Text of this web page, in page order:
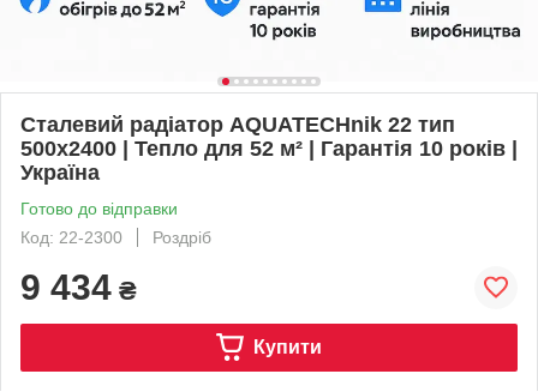
Сталевий радіатор AQUATECHnik 22 тип
500x2400 | Тепло для 52 м² | Гарантія 10 років |
Україна
Готово до відправки
Код: 22-2300
Роздріб
9 434 ₴
Купити